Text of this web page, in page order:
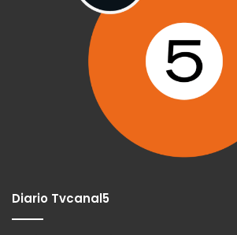
Diario Tvcanal5